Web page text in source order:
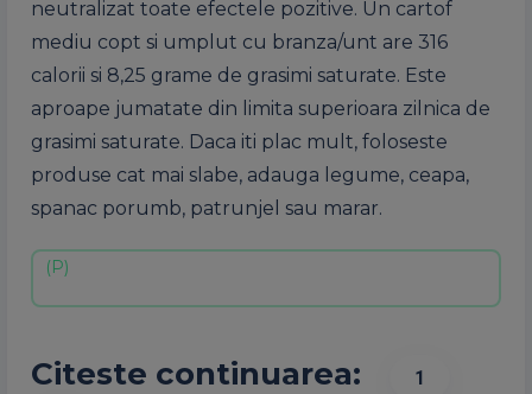
neutralizat toate efectele pozitive. Un cartof
mediu copt si umplut cu branza/unt are 316
calorii si 8,25 grame de grasimi saturate. Este
aproape jumatate din limita superioara zilnica de
grasimi saturate. Daca iti plac mult, foloseste
produse cat mai slabe, adauga legume, ceapa,
spanac porumb, patrunjel sau marar.
Citeste continuarea:
1